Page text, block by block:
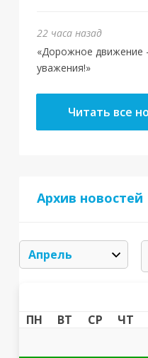
22 часа назад
«Дорожное движение
уважения!»
Читать все
Архив новостей
ПН ВТ СР ЧТ